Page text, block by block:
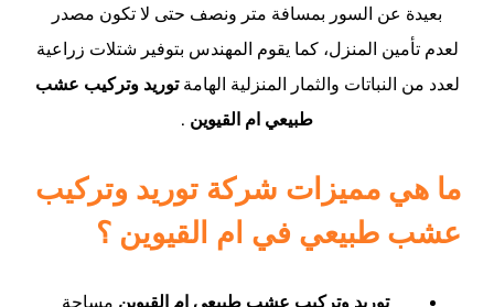
بعيدة عن السور بمسافة متر ونصف حتى لا تكون مصدر
لعدم تأمين المنزل، كما يقوم المهندس بتوفير شتلات زراعية
لعدد من النباتات والثمار المنزلية الهامةتوريد وتركيب عشب
طبيعي ام القيوين .
ما هي مميزات شركة توريد وتركيب
عشب طبيعي في ام القيوين ؟
توريد وتركيب عشب طبيعي ام القيوين مساحة